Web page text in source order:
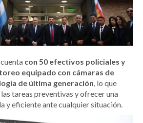
con 50 efectivos policiales y
equipado con cámaras de
de última generación , lo que
tareas preventivas y ofrecer una
y eficiente ante cualquier situación.